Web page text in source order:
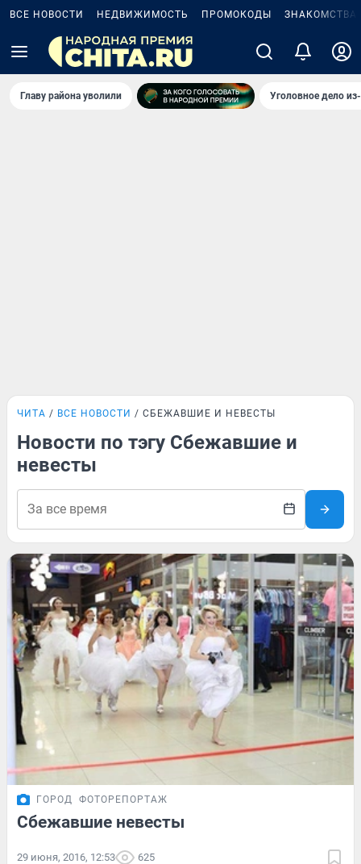
ВСЕ НОВОСТИ НЕДВИЖИМОСТЬ ПРОМОКОДЫ ЗНАКОМСТВА
Главу района уволили Уголовное дело
ЧИТА ВСЕ НОВОСТИ СБЕЖАВШИЕ И НЕВЕСТЫ
Новости по тэгу Сбежавшие и
невесты
ГОРОД ФОТОРЕПОРТАЖ
Сбежавшие невесты
29 июня, 2016, 12:53 625